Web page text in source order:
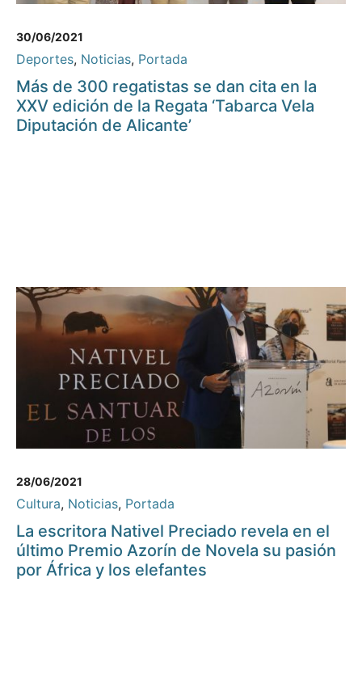
30/06/2021
Deportes, Noticias, Portada
Más de 300 regatistas se dan cita en la
XXV edición de la Regata ‘Tabarca Vela
Diputación de Alicante’
28/06/2021
Cultura, Noticias, Portada
La escritora Nativel Preciado revela en el
último Premio Azorín de Novela su pasión
por África y los elefantes